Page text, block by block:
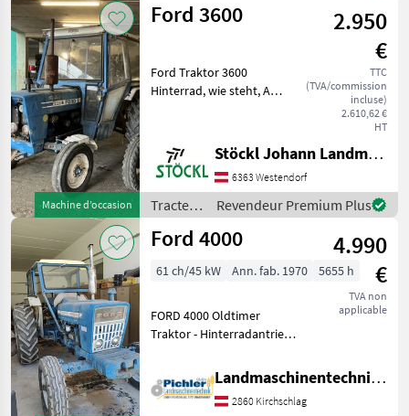
Machine d’occasion
Ford 3600
2.950
€
TTC
(TVA/commission
incluse)
2.610,62 €
HT
Ford Traktor 3600
Hinterrad, wie steht, A
Stöckl Johann Landmaschinen GesmbH & Co KG
6363 Westendorf
Tracteurs
/ Ford
Revendeur Premium Plus
Ford 4000
4.990
€
TVA non
applicable
61 ch/45 kW Ann. fab. 1970 5655 h
FORD 4000 Oldtimer
Traktor - Hinterradantrieb -
16 - Mauser 404 Kabine
vielen Sachen erneuert
oder repariert: Kühler und
Landmaschinentechnik Pichler GmbH
2860 Kirchschlag